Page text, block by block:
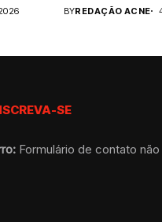
BYREDAÇÃO ACNE
SE
Formulário de contato